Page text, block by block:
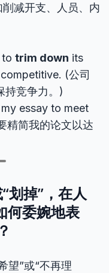
减开支、人员、内
trim down its
(公司
持竞争力。)
my essay to meet
精简我的论文以达
划掉”，在人
何委婉地表
望”或“不再理